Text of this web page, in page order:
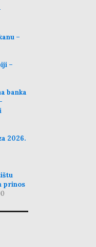
–
–
banka
2026.
prinos